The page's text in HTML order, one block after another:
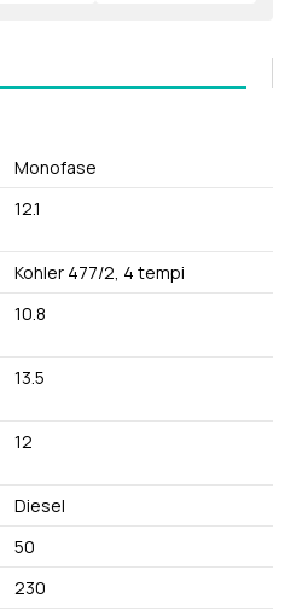
Monofase
12.1
Kohler 477/2, 4 tempi
10.8
13.5
12
Diesel
50
230